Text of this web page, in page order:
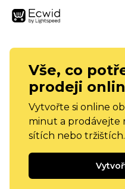
Vše, co
prodeji
Vytvořte si online
minut a prodávejte
sítích nebo tržištích.